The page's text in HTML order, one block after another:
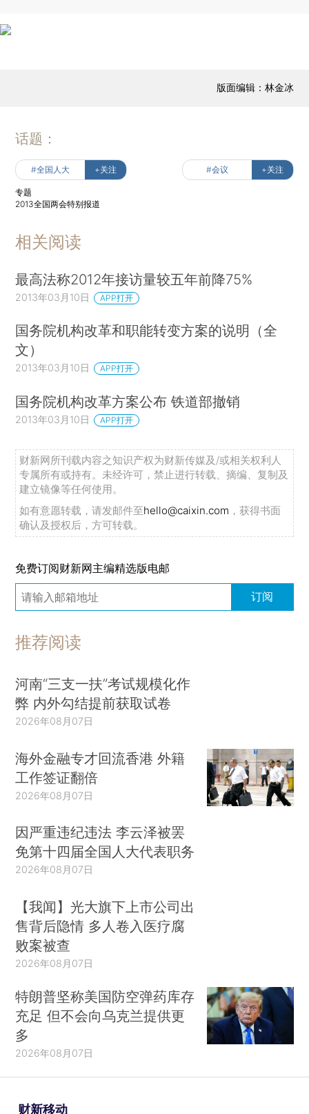
版面编辑：林金冰
话题：
#全国人大 +关注 #会议 +关注
专题
2013全国两会特别报道
相关阅读
最高法称2012年接访量较五年前降75%
2013年03月10日 APP打开
国务院机构改革和职能转变方案的说明（全
文）
2013年03月10日 APP打开
国务院机构改革方案公布 铁道部撤销
2013年03月10日 APP打开
财新网所刊载内容之知识产权为财新传媒及/或相关权利人
专属所有或持有。未经许可，禁止进行转载、摘编、复制及
建立镜像等任何使用。
如有意愿转载，请发邮件至hello@caixin.com ，获得书面
确认及授权后，方可转载。
免费订阅财新网主编精选版电邮
订阅
推荐阅读
河南“三支一扶”考试规模化作
弊 内外勾结提前获取试卷
2026年08月07日
海外金融专才回流香港 外籍
工作签证翻倍
2026年08月07日
因严重违纪违法 李云泽被罢
免第十四届全国人大代表职务
2026年08月07日
【我闻】光大旗下上市公司出
售背后隐情 多人卷入医疗腐
败案被查
2026年08月07日
特朗普坚称美国防空弹药库存
充足 但不会向乌克兰提供更
多
2026年08月07日
财新移动